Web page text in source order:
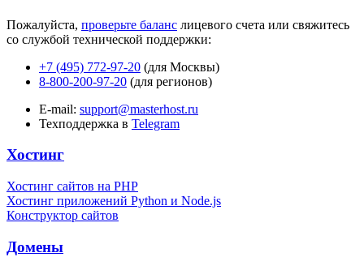
Пожалуйста, проверьте баланс лицевого счета или свяжитесь
со службой технической поддержки:
+7 (495) 772-97-20 (для Москвы)
8-800-200-97-20 (для регионов)
E-mail: support@masterhost.ru
Техподдержка в Telegram
Хостинг
Хостинг сайтов на PHP
Хостинг приложений Python и Node.js
Конструктор сайтов
Домены